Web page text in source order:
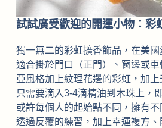
試試廣受歡迎的開運小物：彩
獨一無二的彩虹擴香飾品，在美國
適合掛於門口（正門）、窗邊或
亞風格加上紋理花邊的彩虹，加上
只需要滴入3-4滴精油到木珠上，
或許每個人的起始點不同，擁有
透過反覆的練習，加上幸運複方、